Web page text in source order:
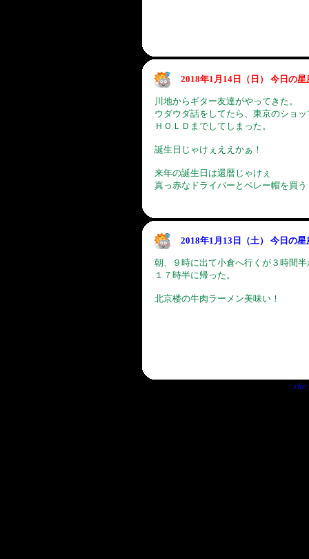
2018年1月14日（日） 今日の
川地からギター友達がやってきた。
ウダウダ話をしてたら、東京のショ
ＨＯＬＤまでしてしまった。
誕生日じゃけぇええかぁ！
来年の誕生日は還暦じゃけぇ
真っ赤なドライバーとベレー帽を買
2018年1月13日（土） 今日の
朝、９時に出て小倉へ行くが３時間
１７時半に帰った。
北京楼の牛肉ラーメン美味い！
the